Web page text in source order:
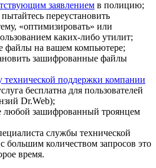
заявлением в полицию;
переустановить
«оптимизировать» или
каких-либо утилит;
файлы на вашем компьютере;
зашифрованные файлы
технической поддержки компании
бесплатна для пользователей
Dr.Web);
любой зашифрованный троянцем
службы технической
большим количеством запросов это
время.